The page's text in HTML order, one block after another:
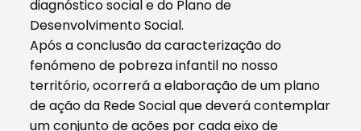
diagnóstico social e do Plano de
Desenvolvimento Social.
Após a conclusão da caracterização do
fenómeno de pobreza infantil no nosso
território, ocorrerá a elaboração de um plano
de ação da Rede Social que deverá contemplar
um conjunto de ações por cada eixo de